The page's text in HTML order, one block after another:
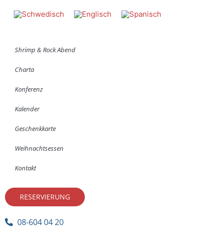
Shrimp & Rock Abend
Charta
Konferenz
Kalender
Geschenkkarte
Weihnachtsessen
Kontakt
RESERVIERUNG
08-604 04 20